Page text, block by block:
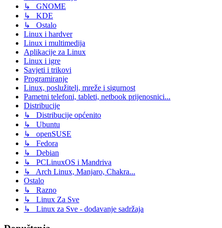
↳ GNOME
↳ KDE
↳ Ostalo
Linux i hardver
Linux i multimedija
Aplikacije za Linux
Linux i igre
Savjeti i trikovi
Programiranje
Linux, poslužitelj, mreže i sigurnost
Pametni telefoni, tableti, netbook prijenosnici...
Distribucije
↳ Distribucije općenito
↳ Ubuntu
↳ openSUSE
↳ Fedora
↳ Debian
↳ PCLinuxOS i Mandriva
↳ Arch Linux, Manjaro, Chakra...
Ostalo
↳ Razno
↳ Linux Za Sve
↳ Linux za Sve - dodavanje sadržaja